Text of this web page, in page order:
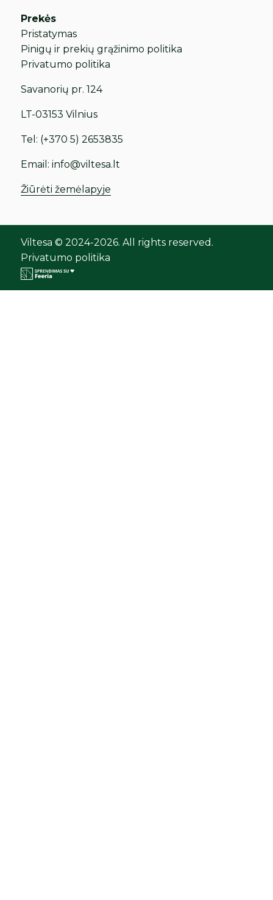
Prekės
Pristatymas
Pinigų ir prekių grąžinimo politika
Privatumo politika
Savanorių pr. 124
LT-03153 Vilnius
Tel: (+370 5) 2653835
Email:info@viltesa.lt
Žiūrėti žemėlapyje
Viltesa © 2024-2026. All rights reserved.
Privatumo politika